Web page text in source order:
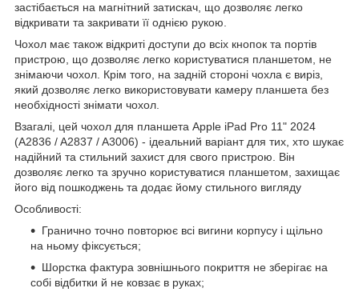
застібається на магнітний затискач, що дозволяє легко
відкривати та закривати її однією рукою.
Чохол має також відкриті доступи до всіх кнопок та портів
пристрою, що дозволяє легко користуватися планшетом, не
знімаючи чохол. Крім того, на задній стороні чохла є виріз,
який дозволяє легко використовувати камеру планшета без
необхідності знімати чохол.
Взагалі, цей чохол для планшета Apple iPad Pro 11" 2024
(A2836 / A2837 / A3006) - ідеальний варіант для тих, хто шукає
надійний та стильний захист для свого пристрою. Він
дозволяє легко та зручно користуватися планшетом, захищає
його від пошкоджень та додає йому стильного вигляду
Особливості:
Гранично точно повторює всі вигини корпусу і щільно
на ньому фіксується;
Шорстка фактура зовнішнього покриття не зберігає на
собі відбитки й не ковзає в руках;